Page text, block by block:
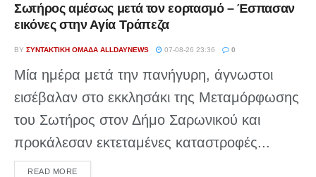
Σωτήρος αμέσως μετά τον εορτασμό – Έσπασαν
εικόνες στην Αγία Τράπεζα
BY ΣΥΝΤΑΚΤΙΚΉ ΟΜΆΔΑ ALLDAYNEWS 07-08-26 23:36 0
Μία ημέρα μετά την πανήγυρη, άγνωστοι
εισέβαλαν στο εκκλησάκι της Μεταμόρφωσης
του Σωτήρος στον Δήμο Σαρωνικού και
προκάλεσαν εκτεταμένες καταστροφές...
READ MOREDETAILS